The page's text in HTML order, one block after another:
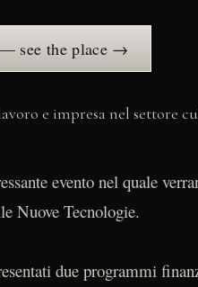
see the place →
evento nel quale
Nuove Tecnologie.
due programmi